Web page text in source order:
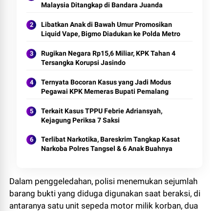
Malaysia Ditangkap di Bandara Juanda
Libatkan Anak di Bawah Umur Promosikan
Liquid Vape, Bigmo Diadukan ke Polda Metro
Rugikan Negara Rp15,6 Miliar, KPK Tahan 4
Tersangka Korupsi Jasindo
Ternyata Bocoran Kasus yang Jadi Modus
Pegawai KPK Memeras Bupati Pemalang
Terkait Kasus TPPU Febrie Adriansyah,
Kejagung Periksa 7 Saksi
Terlibat Narkotika, Bareskrim Tangkap Kasat
Narkoba Polres Tangsel & 6 Anak Buahnya
Dalam penggeledahan, polisi menemukan sejumlah
barang bukti yang diduga digunakan saat beraksi, di
antaranya satu unit sepeda motor milik korban, dua